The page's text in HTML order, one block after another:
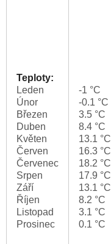
Teploty:
Leden
Únor
Březen
Duben
Květen
Červen
Červenec
Srpen
Září
Říjen
Listopad
Prosinec
-1 °C
-0.1 °C
3.5 °C
8.4 °C
13.1 °C
16.3 °C
18.2 °C
17.9 °C
13.1 °C
8.2 °C
3.1 °C
0.1 °C